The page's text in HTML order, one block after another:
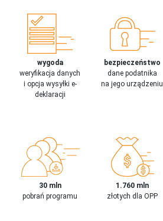
wygoda
weryfikacja danych
i opcja wysyłki e-
deklaracji
bezpieczeństwo
dane podatnika
na jego urządzeniu
30 mln
pobrań programu
1.760 mln
złotych dla OPP